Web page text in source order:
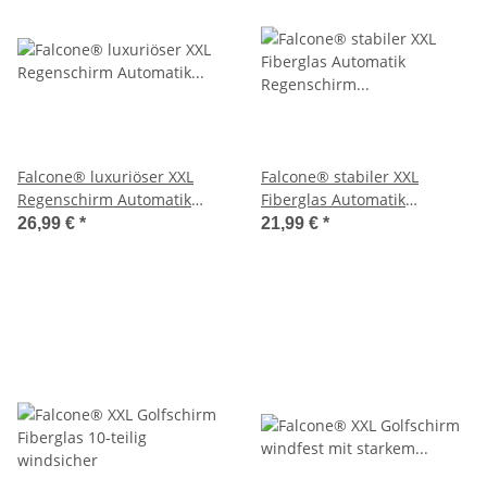
Falcone® luxuriöser XXL
Regenschirm Automatik
Fiberglas
26,99 € *
Falcone® stabiler XXL
Fiberglas Automatik
Regenschirm mit
21,99 € *